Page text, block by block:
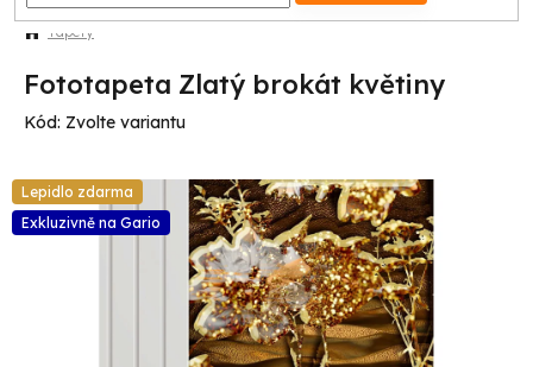
Tapety
Fototapeta Zlatý brokát květiny
Kód: Zvolte variantu
Lepidlo zdarma
Exkluzivně na Gario